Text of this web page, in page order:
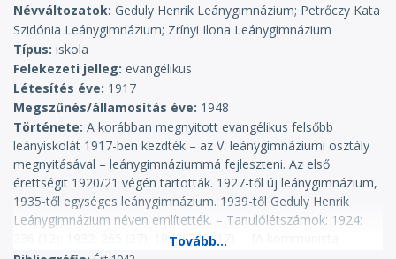
Névváltozatok Geduly Henrik Leánygimnázium; Petrőczy Kata
Szidónia Leánygimnázium; Zrínyi Ilona Leánygimnázium
Típus iskola
Felekezeti jelleg evangélikus
Létesítés éve 1917
Megszűnés/államosítás éve 1948
Története A korábban megnyitott evangélikus felsőbb
leányiskolát 1917-ben kezdték – az V. leánygimnáziumi osztály
megnyitásával – leánygimnáziummá fejleszteni. Az első
érettségit 1920/21 végén tartották. 1927-től új leánygimnázium,
1935-től egységes leánygimnázium. 1939-től Geduly Henrik
Leánygimnázium néven említették. – Tanulólétszámok: 1924:
236 (12); 1932: 265 (27); 1942: 290 (17). – [A kommunista